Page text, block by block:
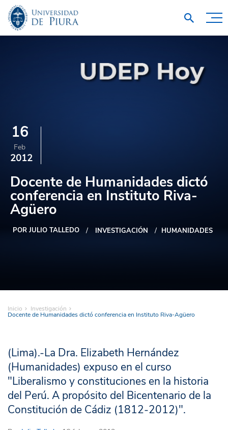
16
Feb
2012
Docente de Humanidades dictó
conferencia en Instituto Riva-
Agüero
POR JULIO TALLEDO INVESTIGACIÓN HUMANIDADES
Inicio Investigación
Docente de Humanidades dictó conferencia en Instituto Riva-Agüero
(Lima).-La Dra. Elizabeth Hernández
(Humanidades) expuso en el curso
"Liberalismo y constituciones en la historia
del Perú. A propósito del Bicentenario de la
Constitución de Cádiz (1812-2012)".